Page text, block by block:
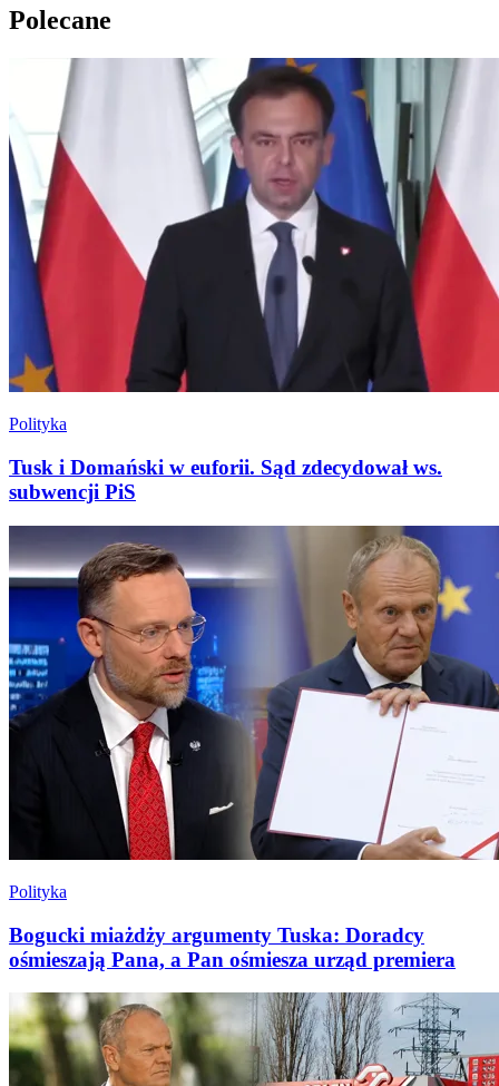
Polecane
Polityka
Tusk i Domański w euforii. Sąd zdecydował ws.
subwencji PiS
Polityka
Bogucki miażdży argumenty Tuska: Doradcy
ośmieszają Pana, a Pan ośmiesza urząd premiera